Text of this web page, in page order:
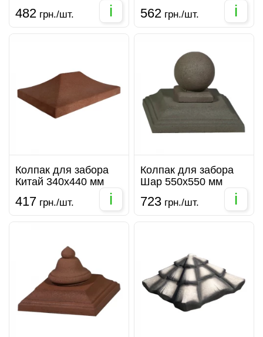
482 грн./шт. i 562 грн./шт. i
Колпак для забора
Китай 340х440 мм
417 грн./шт. i
Колпак для забора
Шар 550х550 мм
723 грн./шт. i